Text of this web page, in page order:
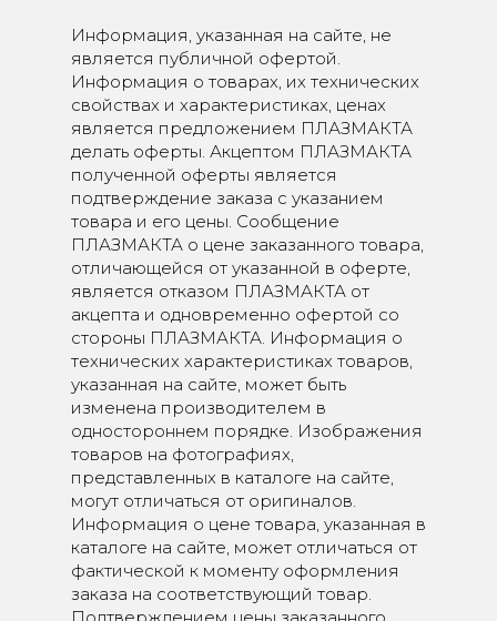
Информация, указанная на сайте, не
является публичной офертой.
Информация о товарах, их технических
свойствах и характеристиках, ценах
является предложением ПЛАЗМАКТА
делать оферты. Акцептом ПЛАЗМАКТА
полученной оферты является
подтверждение заказа с указанием
товара и его цены. Сообщение
ПЛАЗМАКТА о цене заказанного товара,
отличающейся от указанной в оферте,
является отказом ПЛАЗМАКТА от
акцепта и одновременно офертой со
стороны ПЛАЗМАКТА. Информация о
технических характеристиках товаров,
указанная на сайте, может быть
изменена производителем в
одностороннем порядке. Изображения
товаров на фотографиях,
представленных в каталоге на сайте,
могут отличаться от оригиналов.
Информация о цене товара, указанная в
каталоге на сайте, может отличаться от
фактической к моменту оформления
заказа на соответствующий товар.
Подтверждением цены заказанного